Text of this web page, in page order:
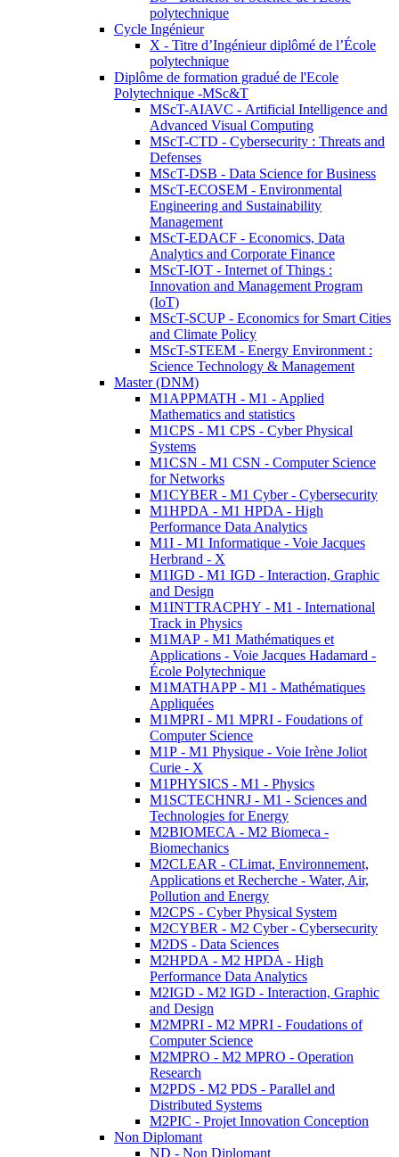
polytechnique
Cycle Ingénieur
X - Titre d’Ingénieur diplômé de l’École
polytechnique
Diplôme de formation gradué de l'Ecole
Polytechnique -MSc&T
MScT-AIAVC - Artificial Intelligence and
Advanced Visual Computing
MScT-CTD - Cybersecurity : Threats and
Defenses
MScT-DSB - Data Science for Business
MScT-ECOSEM - Environmental
Engineering and Sustainability
Management
MScT-EDACF - Economics, Data
Analytics and Corporate Finance
MScT-IOT - Internet of Things :
Innovation and Management Program
(IoT)
MScT-SCUP - Economics for Smart Cities
and Climate Policy
MScT-STEEM - Energy Environment :
Science Technology & Management
Master (DNM)
M1APPMATH - M1 - Applied
Mathematics and statistics
M1CPS - M1 CPS - Cyber Physical
Systems
M1CSN - M1 CSN - Computer Science
for Networks
M1CYBER - M1 Cyber - Cybersecurity
M1HPDA - M1 HPDA - High
Performance Data Analytics
M1I - M1 Informatique - Voie Jacques
Herbrand - X
M1IGD - M1 IGD - Interaction, Graphic
and Design
M1INTTRACPHY - M1 - International
Track in Physics
M1MAP - M1 Mathématiques et
Applications - Voie Jacques Hadamard -
École Polytechnique
M1MATHAPP - M1 - Mathématiques
Appliquées
M1MPRI - M1 MPRI - Foudations of
Computer Science
M1P - M1 Physique - Voie Irène Joliot
Curie - X
M1PHYSICS - M1 - Physics
M1SCTECHNRJ - M1 - Sciences and
Technologies for Energy
M2BIOMECA - M2 Biomeca -
Biomechanics
M2CLEAR - CLimat, Environnement,
Applications et Recherche - Water, Air,
Pollution and Energy
M2CPS - Cyber Physical System
M2CYBER - M2 Cyber - Cybersecurity
M2DS - Data Sciences
M2HPDA - M2 HPDA - High
Performance Data Analytics
M2IGD - M2 IGD - Interaction, Graphic
and Design
M2MPRI - M2 MPRI - Foudations of
Computer Science
M2MPRO - M2 MPRO - Operation
Research
M2PDS - M2 PDS - Parallel and
Distributed Systems
M2PIC - Projet Innovation Conception
Non Diplomant
ND - Non Diplomant